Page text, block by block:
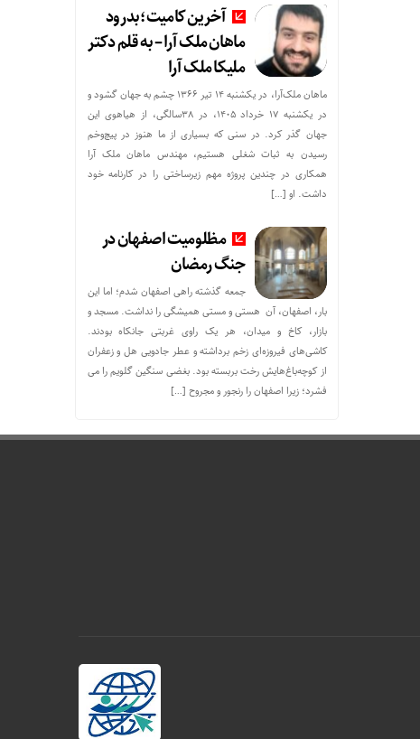
آخرین کامیت؛بدرود
ماهان ملک آرا – به قلم دکتر
ملیکا ملک آرا
ماهان ملک‌آرا، در یکشنبه ۱۴ تیر ۱۳۶۶ چشم به جهان گشود و
در یکشنبه ۱۷ خرداد ۱۴۰۵، در ۳۸سالگی، از هیاهوی این
جهان گذر کرد. در سنی که بسیاری از ما هنوز در پیچ‌وخم
رسیدن به ثبات شغلی هستیم، مهندس ماهان ملک آرا
همکاری در چندین پروژه مهم زیرساختی را در کارنامه خود
داشت. او […]
مظلومیت اصفهان در
جنگ رمضان
جمعه گذشته راهی اصفهان شدم؛ اما این
بار، اصفهان، آن هستی و مستی همیشگی را نداشت. مسجد و
بازار، کاخ و میدان، هر یک راوی غربتی جانکاه بودند.
کاشی‌های فیروزه‌ای زخم برداشته و عطر جادویی هل و زعفران
از کوچه‌باغ‌هایش رخت بربسته بود. بغضی سنگین گلویم را می
فشرد؛ زیرا اصفهان را رنجور و مجروح […]